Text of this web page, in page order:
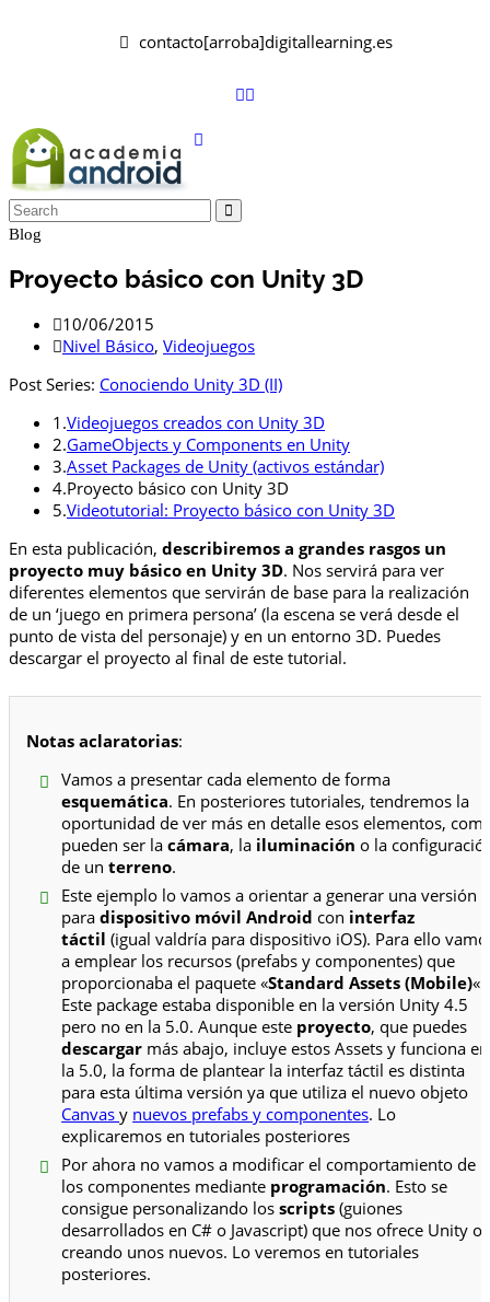
contacto[arroba]digitallearning.es
Blog
Proyecto básico con Unity 3D
10/06/2015
Nivel Básico, Videojuegos
Post Series: Conociendo Unity 3D (II)
1.Videojuegos creados con Unity 3D
2.GameObjects y Components en Unity
3.Asset Packages de Unity (activos estándar)
4.Proyecto básico con Unity 3D
5.Videotutorial: Proyecto básico con Unity 3D
En esta publicación, describiremos a grandes rasgos un
proyecto muy básico en Unity 3D. Nos servirá para ver
diferentes elementos que servirán de base para la realización
de un ‘juego en primera persona’ (la escena se verá desde el
punto de vista del personaje) y en un entorno 3D. Puedes
descargar el proyecto al final de este tutorial.
Notas aclaratorias:
Vamos a presentar cada elemento de forma
esquemática. En posteriores tutoriales, tendremos la
oportunidad de ver más en detalle esos elementos,
pueden ser lacámara, la iluminacióno la
de unterreno.
Este ejemplo lo vamos a orientar a generar una versión
paradispositivo móvil Android con interfaz
táctil (igual valdría para dispositivo iOS). Para ello
a emplear los recursos (prefabs y componentes) que
proporcionaba el paquete «Standard Assets (Mobile)«.
Este package estaba disponible en la versión Unity 4.5
pero no en la 5.0. Aunque este proyecto, que puedes
descargar más abajo, incluye estos Assets y funciona en
la 5.0, la forma de plantear la interfaz táctil es distinta
para esta última versión ya que utiliza el nuevo objeto
Canvasy nuevos prefabs y componentes. Lo
explicaremos en tutoriales posteriores
Por ahora no vamos a modificar el comportamiento de
los componentes mediante programación. Esto se
consigue personalizando losscripts (guiones
desarrollados en C# o Javascript) que nos ofrece Unity o
creando unos nuevos. Lo veremos en tutoriales
posteriores.